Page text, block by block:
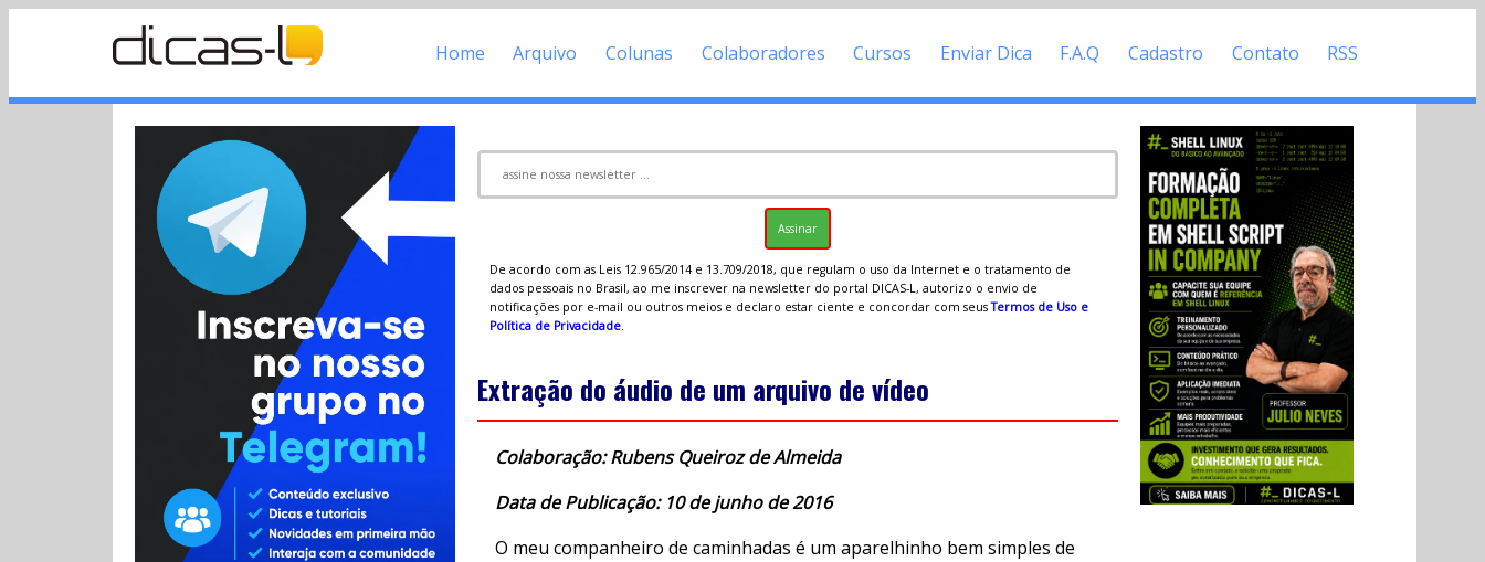
Home Arquivo Colunas Colaboradores Cursos Enviar Dica F.A.Q Cadastro Contato RSS
De acordo com as Leis 12.965/2014 e 13.709/2018, que regulam o uso da Internet e o tratamento de
dados pessoais no Brasil, ao me inscrever na newsletter do portal DICAS-L, autorizo o envio de
notificações por e-mail ou outros meios e declaro estar ciente e concordar com seusTermos de Uso e
Política de Privacidade.
Extração do áudio de um arquivo de vídeo
Colaboração: Rubens Queiroz de Almeida
Data de Publicação: 10 de junho de 2016
O meu companheiro de caminhadas é um aparelhinho bem simples de